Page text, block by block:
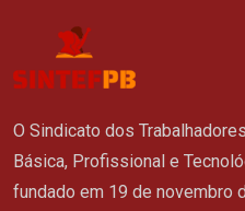
O Sindicato dos
Básica, Profissional e
fundado em 19 de novembro